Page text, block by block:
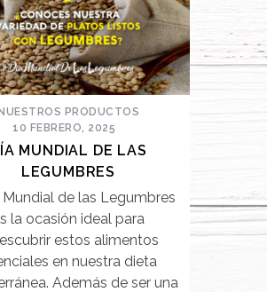
NUESTROS PRODUCTOS
10 FEBRERO, 2025
MUNDIAL DE LAS
LEGUMBRES
Mundial de las Legumbres
la ocasión ideal para
estos alimentos
en nuestra dieta
Además de ser una